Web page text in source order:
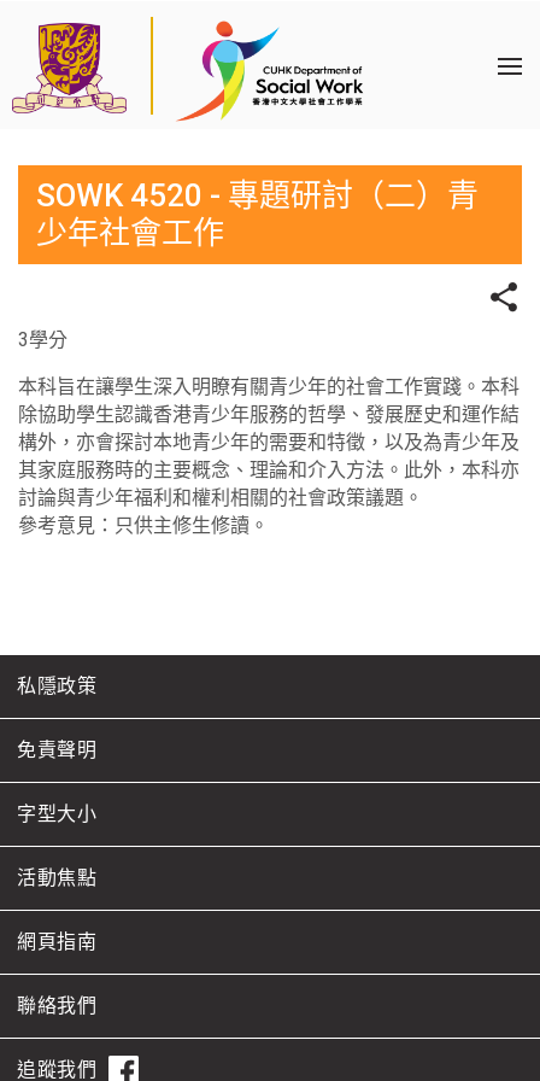
SOWK 4520 - 專題研討（二）青
少年社會工作
3學分
本科旨在讓學生深入明瞭有關青少年的社會工作實踐。本科
除協助學生認識香港青少年服務的哲學、發展歷史和運作結
構外，亦會探討本地青少年的需要和特徵，以及為青少年及
其家庭服務時的主要概念、理論和介入方法。此外，本科亦
討論與青少年福利和權利相關的社會政策議題。
參考意見：只供主修生修讀。
私隱政策
免責聲明
字型大小
活動焦點
網頁指南
聯絡我們
追蹤我們